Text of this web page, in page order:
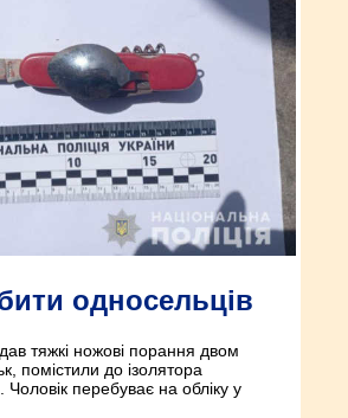
односельців
тяжкі ножові порання двом
помістили до ізолятора
перебуває на обліку у